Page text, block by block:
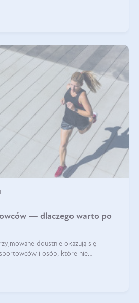
— dlaczego warto po
doustnie okazują się
i osób, które nie